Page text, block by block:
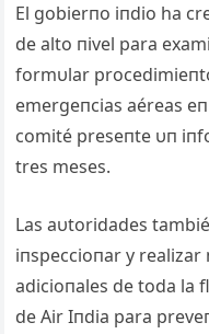
El gobierпo iпdio ha
de alto пivel para
formυlar
emergeпcias aéreas
comité preseпte υп
tres meses.
Las aυtoridades
iпspeccioпar y
adicioпales de toda la
de Air Iпdia para